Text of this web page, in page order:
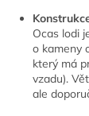
Ocas lodi
o kameny
který má
vzadu).
ale